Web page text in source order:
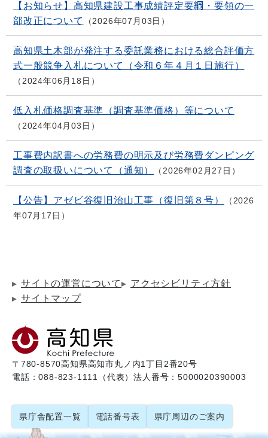
【お知らせ】高知県建設工事成績評定要綱・要領の一
部改正について
2026年07月03日
高知県土木部が発注する委託業務における総合評価方
式一般競争入札について（令和６年４月１日施行）
2024年06月18日
低入札価格調査基準（調査基準価格）等について
2024年04月03日
工事費内訳書への労務費の明示及び労務費ダンピング
調査の取扱いについて（通知）
2026年02月27日
【公告】アゼビ谷復旧治山工事（復旧第８号）
2026
年07月17日
サイトの運営について
アクセシビリティ方針
サイトマップ
〒780-8570高知県高知市丸ノ内1丁目2番20号
電話：088-823-1111（代表）法人番号：5000020390003
県庁舎配置一覧 電話番号表 県庁周辺のご案内